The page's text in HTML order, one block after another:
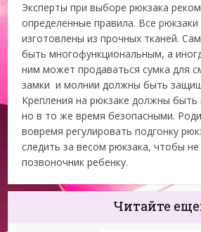
Эксперты при выборе рюкзака
определенные правила. Все
изготовлены из прочных тканей.
быть многофункциональным, а
ним может продаваться сумка для
замки и молнии должны быть
Крепления на рюкзаке должны быть
но в то же время безопасными.
вовремя регулировать подгонку
следить за весом рюкзака, чтобы
позвоночник ребенку.
Читайте еще: